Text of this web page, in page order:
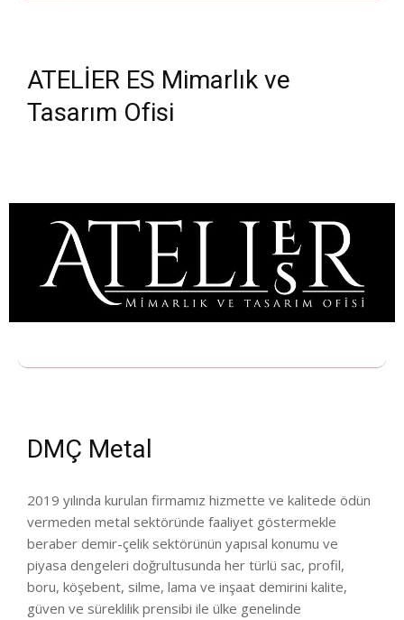
ATELİER ES Mimarlık ve
Tasarım Ofisi
DMÇ Metal
2019 yılında kurulan firmamız hizmette ve kalitede ödün
vermeden metal sektöründe faaliyet göstermekle
beraber demir-çelik sektörünün yapısal konumu ve
piyasa dengeleri doğrultusunda her türlü sac, profil,
boru, köşebent, silme, lama ve inşaat demirini kalite,
güven ve süreklilik prensibi ile ülke genelinde